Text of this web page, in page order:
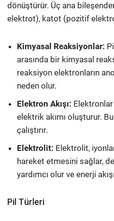
dönüştürür. Üç ana
elektrot), katot (pozitif
Kimyasal Reaksiyonlar:
arasında bir kimyasal
reaksiyon elektronların
neden olur.
Elektron Akışı:
elektrik akımı oluşturur.
çalıştırır.
Elektrolit: Elektrolit,
hareket etmesini sağlar,
yardımcı olur ve enerji
Pil Türleri